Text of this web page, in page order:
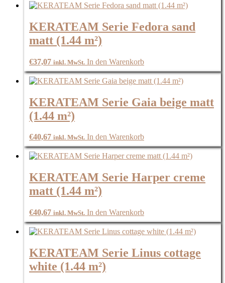
KERATEAM Serie Fedora sand
matt (1.44 m²)
€37,07 inkl. MwSt. In den Warenkorb
KERATEAM Serie Gaia beige matt
(1.44 m²)
€40,67 inkl. MwSt. In den Warenkorb
KERATEAM Serie Harper creme
matt (1.44 m²)
€40,67 inkl. MwSt. In den Warenkorb
KERATEAM Serie Linus cottage
white (1.44 m²)